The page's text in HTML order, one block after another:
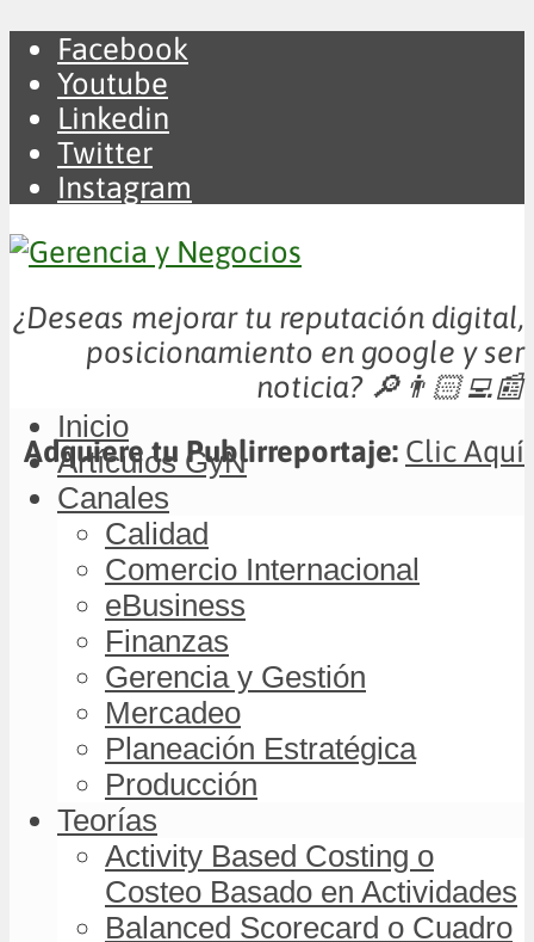
Facebook
Youtube
Linkedin
Twitter
Instagram
¿Deseas mejorar tu reputación digital,
posicionamiento en google y ser
noticia? 🔎👨🏻‍💻📰
Adquiere tu Publirreportaje: Clic Aquí
Inicio
Artículos GyN
Canales
Calidad
Comercio Internacional
eBusiness
Finanzas
Gerencia y Gestión
Mercadeo
Planeación Estratégica
Producción
Teorías
Activity Based Costing o
Costeo Basado en Actividades
Balanced Scorecard o Cuadro